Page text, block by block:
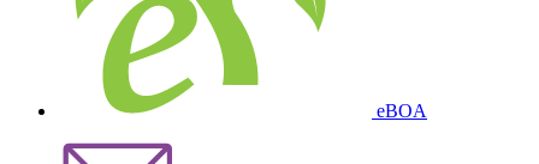
eBOA